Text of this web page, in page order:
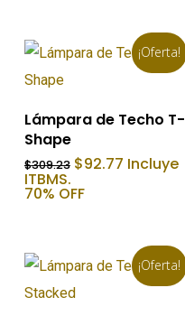
¡Oferta!
Añadir Al Carrito
Lámpara de Techo T-
Shape
$309.23 El
original
$92.77El
precio
Incluye
ITBMS.
70% OFF
¡Oferta!